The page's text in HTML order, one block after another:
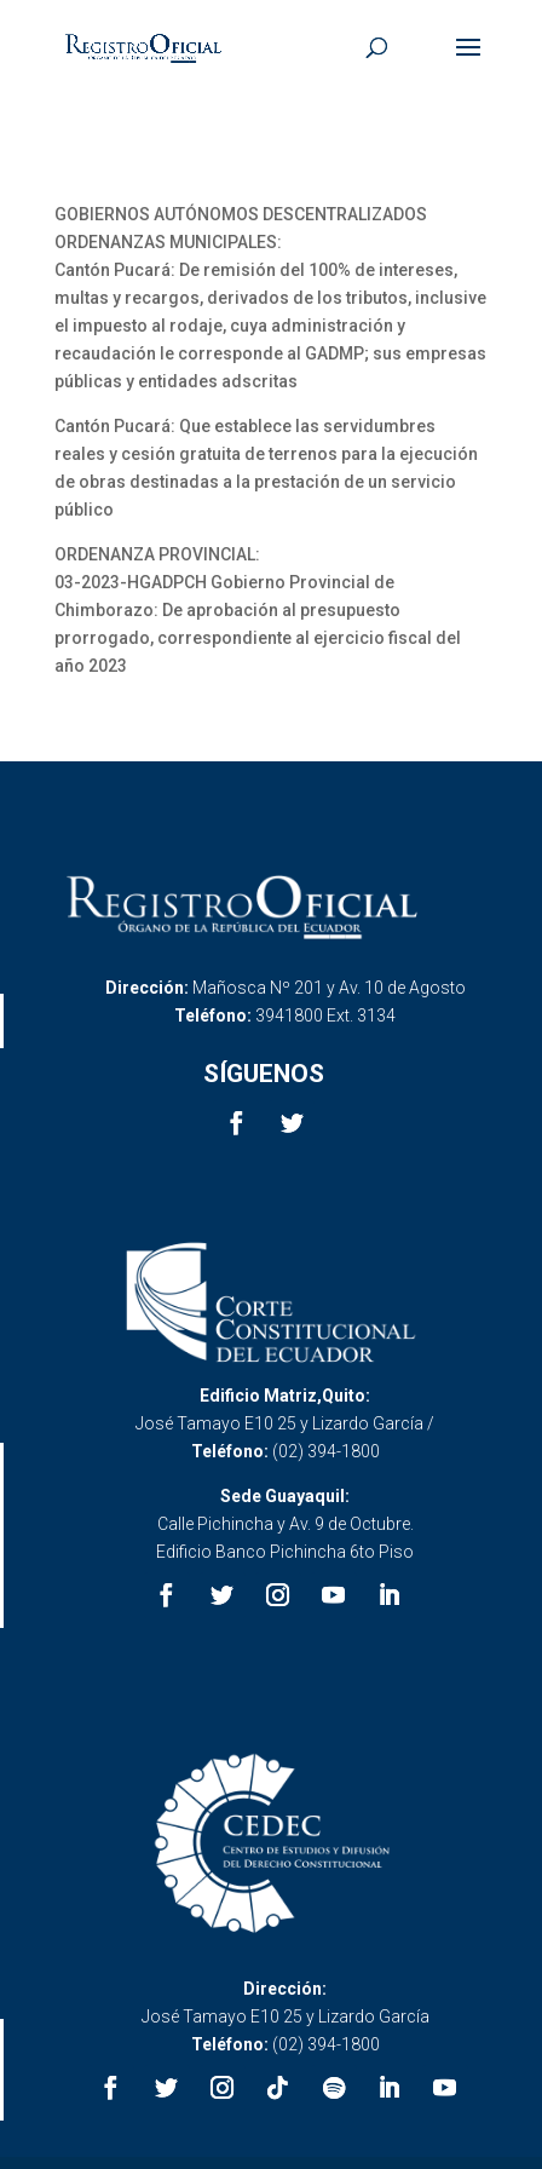
GOBIERNOS AUTÓNOMOS DESCENTRALIZADOS
ORDENANZAS MUNICIPALES:
Cantón Pucará: De remisión del 100% de intereses,
multas y recargos, derivados de los tributos, inclusive
el impuesto al rodaje, cuya administración y
recaudación le corresponde al GADMP; sus empresas
públicas y entidades adscritas
Cantón Pucará: Que establece las servidumbres
reales y cesión gratuita de terrenos para la ejecución
de obras destinadas a la prestación de un servicio
público
ORDENANZA PROVINCIAL:
03-2023-HGADPCH Gobierno Provincial de
Chimborazo: De aprobación al presupuesto
prorrogado, correspondiente al ejercicio fiscal del
año 2023
Dirección: Mañosca Nº 201 y Av. 10 de Agosto
Teléfono: 3941800 Ext. 3134
SÍGUENOS
Edificio Matriz,Quito:
José Tamayo E10 25 y Lizardo García /
Teléfono: (02) 394-1800
Sede Guayaquil:
Calle Pichincha y Av. 9 de Octubre.
Edificio Banco Pichincha 6to Piso
Dirección:
José Tamayo E10 25 y Lizardo García
Teléfono: (02) 394-1800